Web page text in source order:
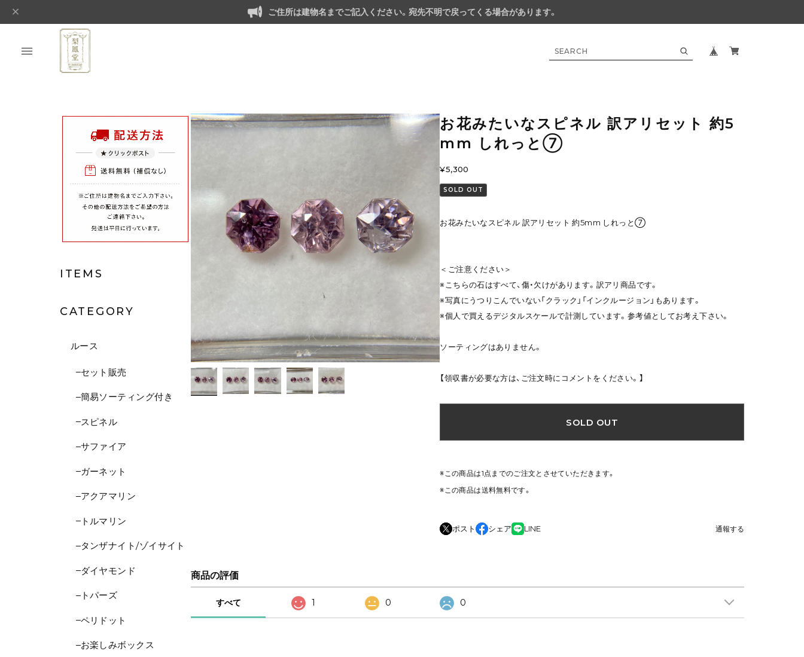
ご住所は建物名までご記入ください。宛先不明で戻ってくる場合があります。
ITEMS
CATEGORY
ルース
セット販売
簡易ソーティング付き
スピネル
サファイア
ガーネット
アクアマリン
トルマリン
タンザナイト/ゾイサイト
ダイヤモンド
トパーズ
ペリドット
お楽しみボックス
お花みたいなスピネル 訳アリセット 約5
mm しれっと⑦
¥5,300
SOLD OUT
お花みたいなスピネル 訳アリセット 約5mm しれっと⑦
＜ご注意ください＞
※こちらの石はすべて、傷・欠けがあります。訳アリ商品です。
※写真にうつりこんでいない「クラック」「インクルージョン」もあります。
※個人で買えるデジタルスケールで計測しています。参考値としてお考え下さい。
ソーティングはありません。
【領収書が必要な方は、ご注文時にコメントをください。】
SOLD OUT
※この商品は1点までのご注文とさせていただきます。
※この商品は送料無料です。
ポスト シェア LINE 通報する
商品の評価
すべて 1 0 0